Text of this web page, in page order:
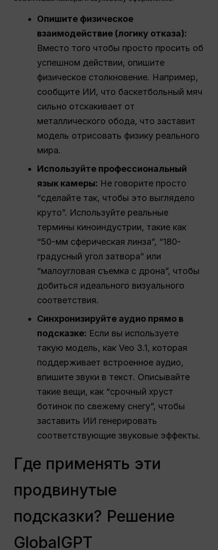
Опишите физическое
взаимодействие (логику отказа):
Вместо того чтобы просто просить об
успешном действии, опишите
физическое столкновение. Например,
сообщите ИИ, что баскетбольный мяч
сильно отскакивает от
металлического обода, что заставит
модель отрисовать физику реального
мира.
Используйте профессиональный
язык камеры: Не говорите просто
“сделайте так, чтобы это выглядело
круто”. Используйте реальные
термины киноиндустрии, такие как
“50-мм сферическая линза”, “180-
градусный угол затвора” или
“малоугловая съемка с дрона”, чтобы
добиться идеального визуального
соответствия.
Синхронизируйте аудио прямо в
подсказке: Если вы используете
такую модель, как Veo 3.1, которая
поддерживает встроенное аудио,
впишите звуки в текст. Описывайте
такие вещи, как “срочный хруст
ботинок по свежему снегу”, чтобы
заставить ИИ генерировать
соответствующие звуковые эффекты.
Где применять эти
продвинутые
подсказки? Решение
GlobalGPT